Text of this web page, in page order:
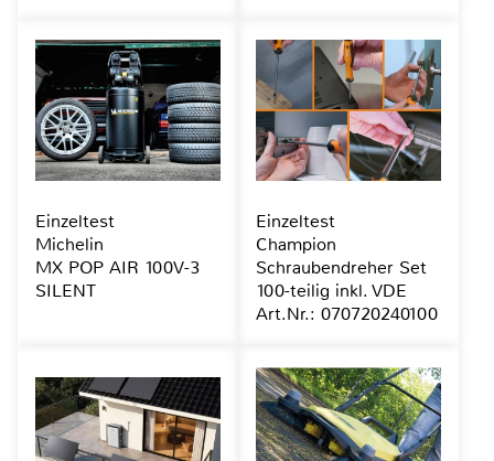
Einzeltest
Michelin
MX POP AIR 100V-3
SILENT
Einzeltest
Champion
Schraubendreher Set
100-teilig inkl. VDE
Art.Nr.: 070720240100